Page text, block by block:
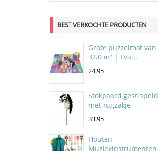
BEST VERKOCHTE PRODUCTEN
Grote puzzelmat van
3,50 m² | Eva...
24.95
Stokpaard gestippeld
met rugzakje
33.95
Houten
Muziekinstrumenten